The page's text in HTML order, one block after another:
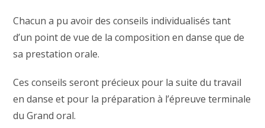
Chacun a pu avoir des conseils individualisés tant
d’un point de vue de la composition en danse que de
sa prestation orale.
Ces conseils seront précieux pour la suite du travail
en danse et pour la préparation à l’épreuve terminale
du Grand oral.